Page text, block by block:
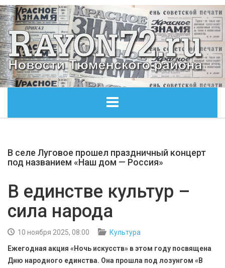
ОБЩЕСТВО
КУЛЬТУРА
БЕЗОПАСНОСТЬ
В селе Луговое прошел праздничный концерт
под названием «Наш дом — Россия»
В единстве культур –
сила народа
10 ноября 2025, 08:00
Культура
Ежегодная акция «Ночь искусств» в этом году посвящена
Дню народного единства. Она прошла под лозунгом «В